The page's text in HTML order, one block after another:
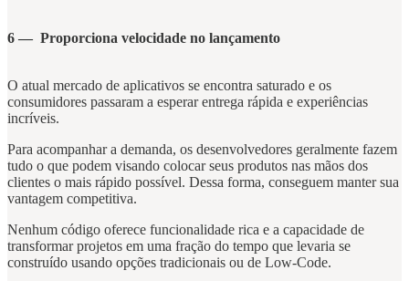
6 — Proporciona velocidade no lançamento
O atual mercado de aplicativos se encontra saturado e os
consumidores passaram a esperar entrega rápida e experiências
incríveis.
Para acompanhar a demanda, os desenvolvedores geralmente fazem
tudo o que podem visando colocar seus produtos nas mãos dos
clientes o mais rápido possível. Dessa forma, conseguem manter sua
vantagem competitiva.
Nenhum código oferece funcionalidade rica e a capacidade de
transformar projetos em uma fração do tempo que levaria se
construído usando opções tradicionais ou de Low-Code.